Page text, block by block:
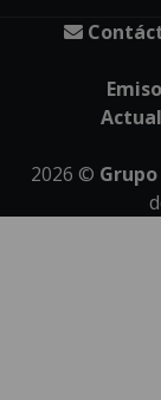
2026 ©